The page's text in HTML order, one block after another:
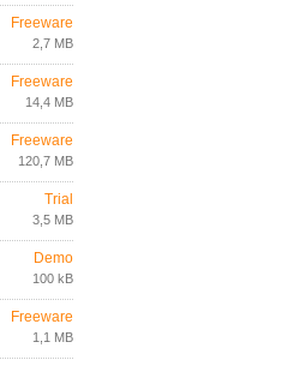
Freeware
2,7 MB
Freeware
14,4 MB
Freeware
120,7 MB
Trial
3,5 MB
Demo
100 kB
Freeware
1,1 MB